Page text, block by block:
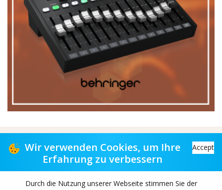
Vertriebspartner für Musikgeschäfte
Distribution partner to music stores
Copyright© 2026 TAS-retail B.V. All rights reserved.
Wir verwenden Cookies, um Ihre
Erfahrung zu verbessern
Accept
Durch die Nutzung unserer Webseite stimmen Sie der